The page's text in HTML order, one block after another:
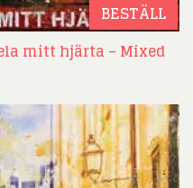
BESTÄLL
mitt hjärta – Mixed